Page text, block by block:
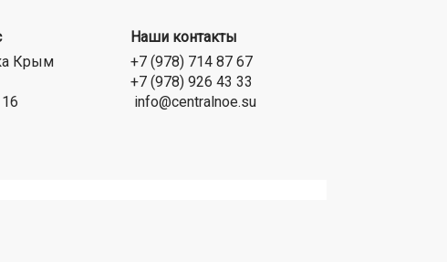
Крым
Наши контакты
+7 (978) 714 87 67
+7 (978) 926 43 33
info@centralnoe.su